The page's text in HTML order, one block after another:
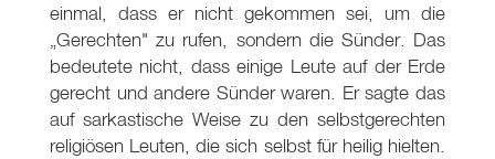
einmal, dass er nicht gekommen sei, um die
„Gerechten" zu rufen, sondern die Sünder. Das
bedeutete nicht, dass einige Leute auf der Erde
gerecht und andere Sünder waren. Er sagte das
auf sarkastische Weise zu den selbstgerechten
religiösen Leuten, die sich selbst für heilig hielten.